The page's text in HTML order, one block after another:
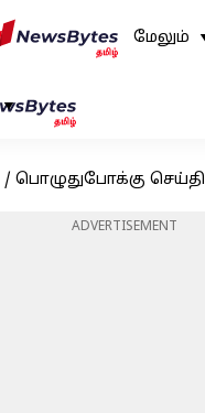
மேலும்
/ பொழுதுபோக்கு செய்தி
ADVERTISEMENT